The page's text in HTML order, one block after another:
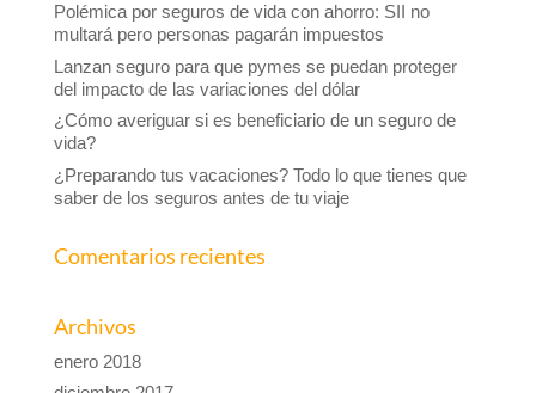
Polémica por seguros de vida con ahorro: SII no
multará pero personas pagarán impuestos
Lanzan seguro para que pymes se puedan proteger
del impacto de las variaciones del dólar
¿Cómo averiguar si es beneficiario de un seguro de
vida?
¿Preparando tus vacaciones? Todo lo que tienes que
saber de los seguros antes de tu viaje
Comentarios recientes
Archivos
enero 2018